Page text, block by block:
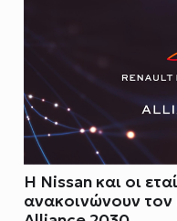
H Nissan και οι
ανακοινώνουν τον